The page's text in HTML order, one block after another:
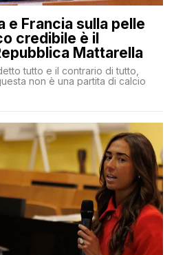
e Francia sulla pelle
credibile è il
Mattarella
tutto e il contrario di tutto,
non è una partita di calcio